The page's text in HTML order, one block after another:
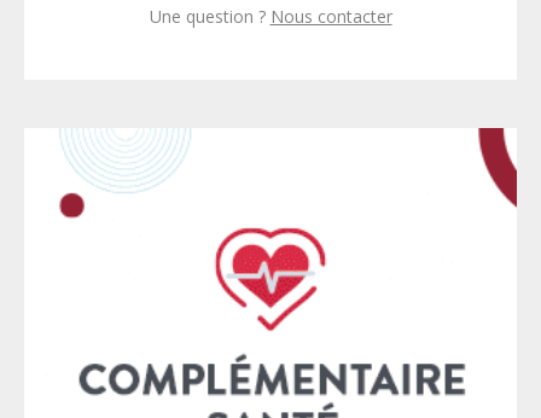
Une question ? Nous contacter